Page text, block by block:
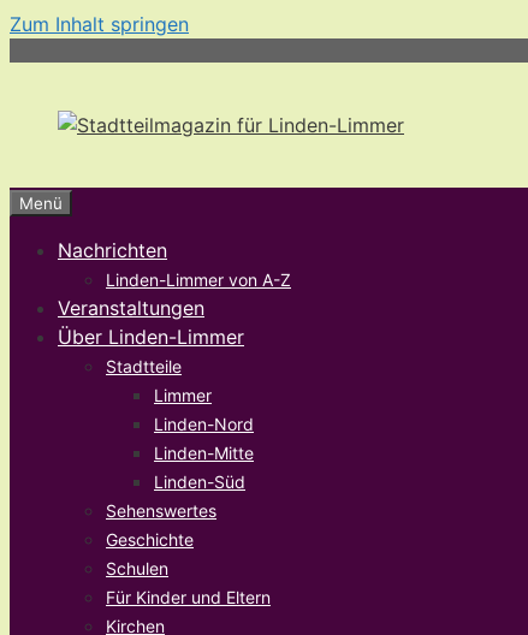
Zum Inhalt springen
Menü
Nachrichten
Linden-Limmer von A-Z
Veranstaltungen
Über Linden-Limmer
Stadtteile
Limmer
Linden-Nord
Linden-Mitte
Linden-Süd
Sehenswertes
Geschichte
Schulen
Für Kinder und Eltern
Kirchen